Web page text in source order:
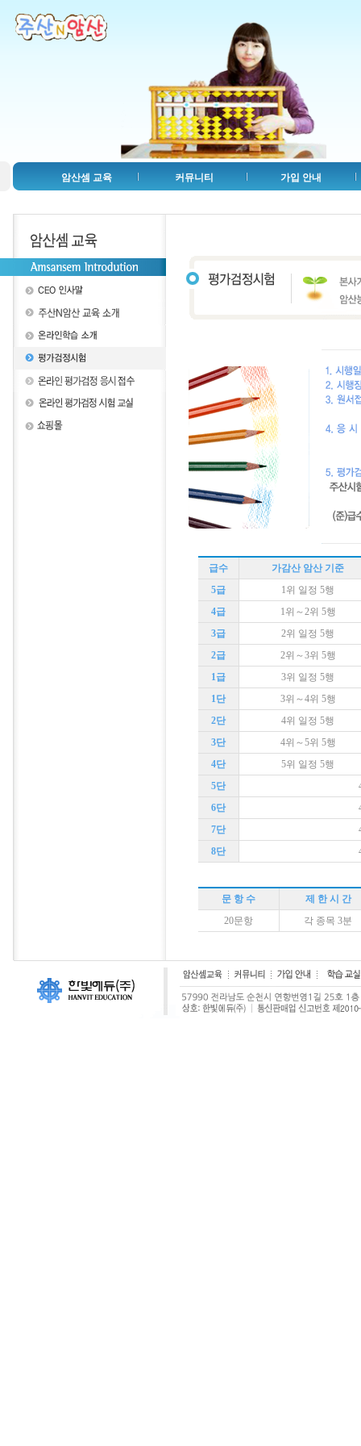
암산셈 교육 커뮤니티 가입 안내
급수
가감산 암산 기준
5급
1위 일정 5행
4급
1위～2위 5행
3급
2위 일정 5행
2급
2위～3위 5행
1급
3위 일정 5행
1단
3위～4위 5행
2단
4위 일정 5행
3단
4위～5위 5행
4단
5위 일정 5행
5단
6단
7단
8단
문 항 수
제 한 시 간
20문항
각 종목 3분